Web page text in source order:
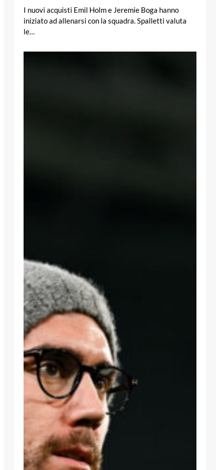
I nuovi acquisti Emil Holm e Jeremie Boga hanno
iniziato ad allenarsi con la squadra. Spalletti valuta
le…